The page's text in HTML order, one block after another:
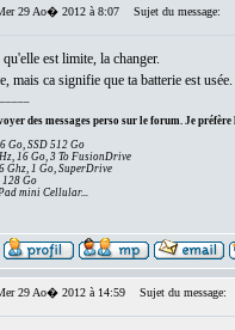
29 Ao� 2012 à 8:07 Sujet du message:
est limite, la changer.
mais ca signifie que ta batterie est usée.
des messages perso sur le forum. Je préfère
Go, SSD 512 Go
16 Go, 3 To FusionDrive
Ghz, 1 Go, SuperDrive
Go
mini Cellular...
29 Ao� 2012 à 14:59 Sujet du message: